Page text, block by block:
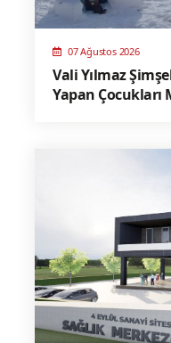
07 Ağustos 2026
Vali Yılmaz
Yapan Çocukları